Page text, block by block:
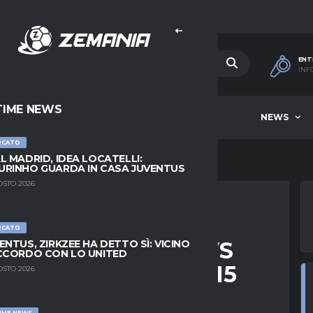
NEWS
NEWS
MADRID, IDEA LOCATELLI:
GUARDA IN CASA JUVENTUS
2026
ZIRKZEE HA DETTO SÌ: VICINO
CON LO UNITED
2026
UNITED VS
LEAGUE | 15